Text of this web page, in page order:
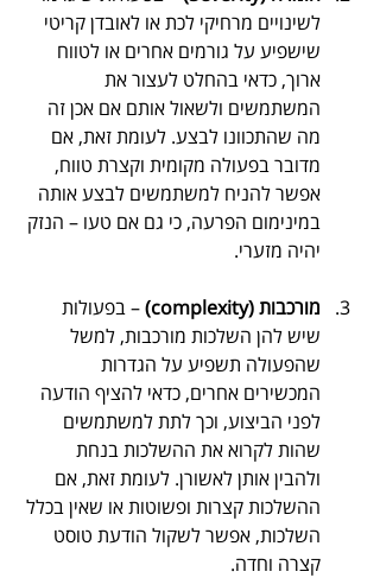
לשינויים מרחיקי לכת או לאובדן קריטי
שישפיע על גורמים אחרים או לטווח
ארוך, כדאי בהחלט לעצור את
המשתמשים ולשאול אותם אם אכן זה
מה שהתכוונו לבצע. לעומת זאת, אם
מדובר בפעולה מקומית וקצרת טווח,
אפשר להניח למשתמשים לבצע אותה
במינימום הפרעה, כי גם אם טעו – הנזק
יהיה מזערי.
מורכבות (complexity)
– בפעולות
שיש להן השלכות מורכבות, למשל
שהפעולה תשפיע על הגדרות
המכשירים אחרים, כדאי להציף הודעה
לפני הביצוע, וכך לתת למשתמשים
שהות לקרוא את ההשלכות בנחת
ולהבין אותן לאשורן. לעומת זאת, אם
ההשלכות קצרות ופשוטות או שאין בכלל
השלכות, אפשר לשקול הודעת טוסט
קצרה וחדה.